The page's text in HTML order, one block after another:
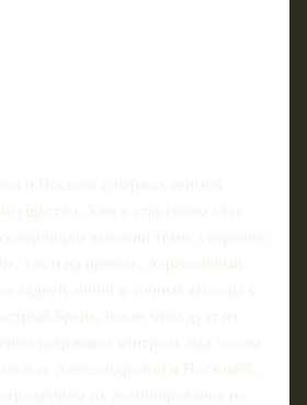
и Носкова с первых геймов
Уже в стартовом сете
высокий темп, уверенно
так и на приеме. Агрессивный
задней линии и точные выходы к
брейк, после чего дуэт из
удерживал контроль над ходом
Александровой и Носковой,
их доминирования на